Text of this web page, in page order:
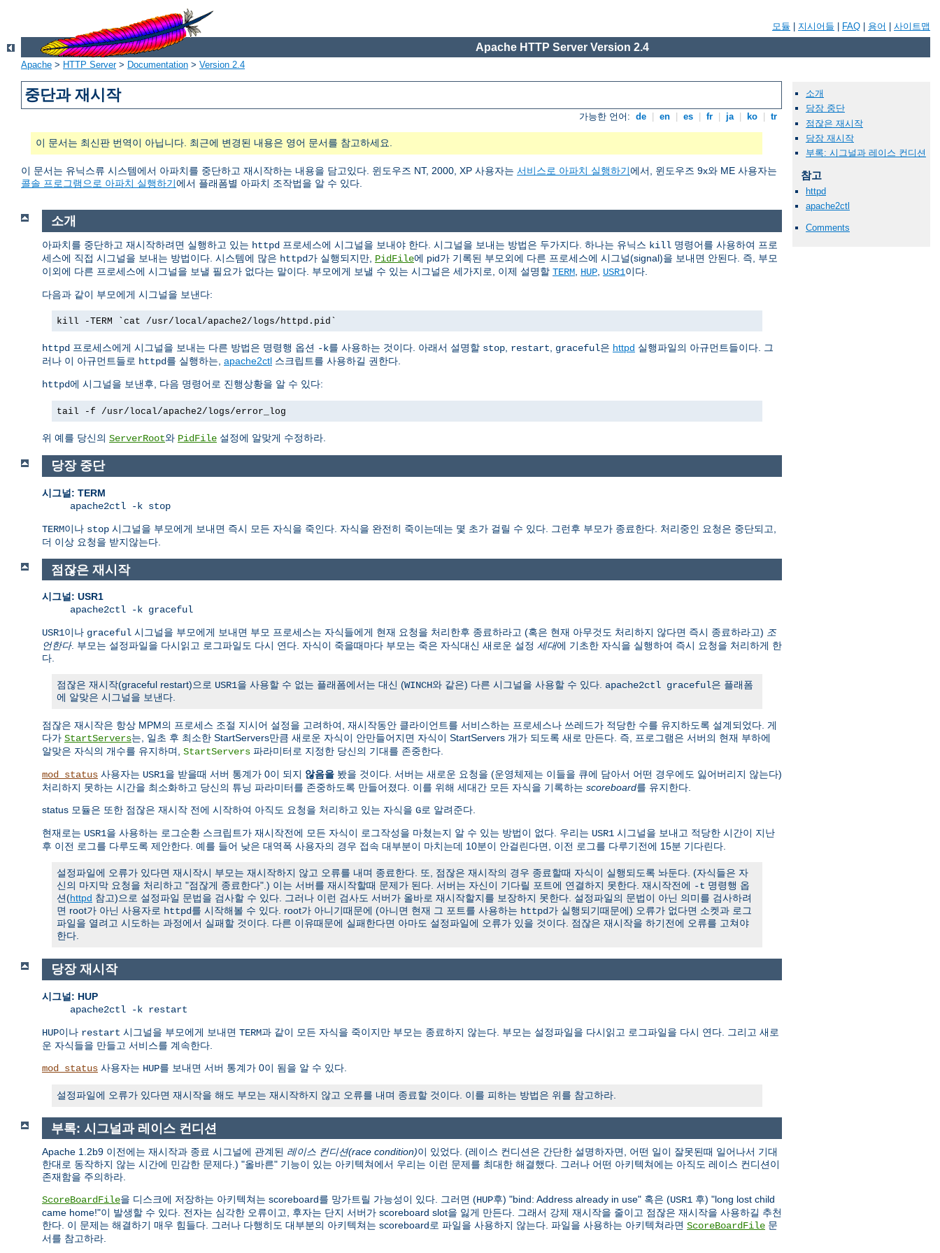
모듈 지시어들 FAQ 용어 사이트맵
Apache HTTP Server Version 2.4
Apache > HTTP Server> Documentation > Version 2.4
중단과 재시작
가능한 언어: de en es fr ja ko tr
이 문서는 최신판 번역이 아닙니다. 최근에 변경된 내용은 영어 문서를 참고하세요.
이 문서는 유닉스류 시스템에서 아파치를 중단하고 재시작하는 내용을 담고있다. 윈도우즈 NT, 2000, XP 사용자는 서비스로 아파치 실행하기에서, 윈도우즈 9x와 ME 사용자는
콜솔 프로그램으로 아파치 실행하기에서 플래폼별 아파치 조작법을 알 수 있다.
소개
당장 중단
점잖은 재시작
당장 재시작
부록: 시그널과 레이스 컨디션
참고
httpd
apache2ctl
Comments
소개
아파치를 중단하고 재시작하려면 실행하고 있는 httpd 프로세스에 시그널을 보내야 한다. 시그널을 보내는 방법은 두가지다. 하나는 유닉스 kill 명령어를 사용하여 프로
세스에 직접 시그널을 보내는 방법이다. 시스템에 많은 httpd가 실행되지만, PidFile에 pid가 기록된 부모외에 다른 프로세스에 시그널(signal)을 보내면 안된다. 즉, 부모
이외에 다른 프로세스에 시그널을 보낼 필요가 없다는 말이다. 부모에게 보낼 수 있는 시그널은 세가지로, 이제 설명할 TERM HUP USR1이다.
다음과 같이 부모에게 시그널을 보낸다:
kill -TERM `cat /usr/local/apache2/logs/httpd.pid`
httpd 프로세스에게 시그널을 보내는 다른 방법은 명령행 옵션 -k를 사용하는 것이다. 아래서 설명할 stop restart graceful은 httpd 실행파일의 아규먼트들이다. 그
러나 이 아규먼트들로 httpd를 실행하는, apache2ctl 스크립트를 사용하길 권한다.
httpd에 시그널을 보낸후, 다음 명령어로 진행상황을 알 수 있다:
tail -f /usr/local/apache2/logs/error_log
위 예를 당신의 ServerRoot와 PidFile 설정에 알맞게 수정하라.
당장 중단
시그널: TERM
apache2ctl -k stop
TERM이나 stop 시그널을 부모에게 보내면 즉시 모든 자식을 죽인다. 자식을 완전히 죽이는데는 몇 초가 걸릴 수 있다. 그런후 부모가 종료한다. 처리중인 요청은 중단되고,
더 이상 요청을 받지않는다.
점잖은 재시작
시그널: USR1
apache2ctl -k graceful
USR1이나 graceful 시그널을 부모에게 보내면 부모 프로세스는 자식들에게 현재 요청을 처리한후 종료하라고 (혹은 현재 아무것도 처리하지 않다면 즉시 종료하라고) 조
언한다. 부모는 설정파일을 다시읽고 로그파일도 다시 연다. 자식이 죽을때마다 부모는 죽은 자식대신 새로운 설정 세대에 기초한 자식을 실행하여 즉시 요청을 처리하게 한
다.
점잖은 재시작(graceful restart)으로 USR1을 사용할 수 없는 플래폼에서는 대신 (WINCH와 같은) 다른 시그널을 사용할 수 있다. apache2ctl graceful은 플래폼
에 알맞은 시그널을 보낸다.
점잖은 재시작은 항상 MPM의 프로세스 조절 지시어 설정을 고려하여, 재시작동안 클라이언트를 서비스하는 프로세스나 쓰레드가 적당한 수를 유지하도록 설계되었다. 게
다가 StartServers는, 일초 후 최소한 StartServers만큼 새로운 자식이 안만들어지면 자식이 StartServers 개가 되도록 새로 만든다. 즉, 프로그램은 서버의 현재 부하에
알맞은 자식의 개수를 유지하며, StartServers 파라미터로 지정한 당신의 기대를 존중한다.
mod_status 사용자는 USR1을 받을때 서버 통계가 0이 되지 않음을 봤을 것이다. 서버는 새로운 요청을 (운영체제는 이들을 큐에 담아서 어떤 경우에도 잃어버리지 않는다)
처리하지 못하는 시간을 최소화하고 당신의 튜닝 파라미터를 존중하도록 만들어졌다. 이를 위해 세대간 모든 자식을 기록하는 scoreboard를 유지한다.
status 모듈은 또한 점잖은 재시작 전에 시작하여 아직도 요청을 처리하고 있는 자식을 G로 알려준다.
현재로는 USR1을 사용하는 로그순환 스크립트가 재시작전에 모든 자식이 로그작성을 마쳤는지 알 수 있는 방법이 없다. 우리는 USR1 시그널을 보내고 적당한 시간이 지난
후 이전 로그를 다루도록 제안한다. 예를 들어 낮은 대역폭 사용자의 경우 접속 대부분이 마치는데 10분이 안걸린다면, 이전 로그를 다루기전에 15분 기다린다.
설정파일에 오류가 있다면 재시작시 부모는 재시작하지 않고 오류를 내며 종료한다. 또, 점잖은 재시작의 경우 종료할때 자식이 실행되도록 놔둔다. (자식들은 자
신의 마지막 요청을 처리하고 "점잖게 종료한다".) 이는 서버를 재시작할때 문제가 된다. 서버는 자신이 기다릴 포트에 연결하지 못한다. 재시작전에 -t 명령행 옵
션(httpd 참고)으로 설정파일 문법을 검사할 수 있다. 그러나 이런 검사도 서버가 올바로 재시작할지를 보장하지 못한다. 설정파일의 문법이 아닌 의미를 검사하려
면 root가 아닌 사용자로 httpd를 시작해볼 수 있다. root가 아니기때문에 (아니면 현재 그 포트를 사용하는 httpd가 실행되기때문에) 오류가 없다면 소켓과 로그
파일을 열려고 시도하는 과정에서 실패할 것이다. 다른 이유때문에 실패한다면 아마도 설정파일에 오류가 있을 것이다. 점잖은 재시작을 하기전에 오류를 고쳐야
한다.
당장 재시작
시그널: HUP
apache2ctl -k restart
HUP이나 restart 시그널을 부모에게 보내면 TERM과 같이 모든 자식을 죽이지만 부모는 종료하지 않는다. 부모는 설정파일을 다시읽고 로그파일을 다시 연다. 그리고 새로
운 자식들을 만들고 서비스를 계속한다.
mod_status 사용자는 HUP를 보내면 서버 통계가 0이 됨을 알 수 있다.
설정파일에 오류가 있다면 재시작을 해도 부모는 재시작하지 않고 오류를 내며 종료할 것이다. 이를 피하는 방법은 위를 참고하라.
부록: 시그널과 레이스 컨디션
Apache 1.2b9 이전에는 재시작과 종료 시그널에 관계된 레이스 컨디션(race condition)이 있었다. (레이스 컨디션은 간단한 설명하자면, 어떤 일이 잘못된때 일어나서 기대
한대로 동작하지 않는 시간에 민감한 문제다.) "올바른" 기능이 있는 아키텍쳐에서 우리는 이런 문제를 최대한 해결했다. 그러나 어떤 아키텍쳐에는 아직도 레이스 컨디션이
존재함을 주의하라.
ScoreBoardFile을 디스크에 저장하는 아키텍쳐는 scoreboard를 망가트릴 가능성이 있다. 그러면 (HUP후) "bind: Address already in use" 혹은 (USR1 후) "long lost child
came home!"이 발생할 수 있다. 전자는 심각한 오류이고, 후자는 단지 서버가 scoreboard slot을 잃게 만든다. 그래서 강제 재시작을 줄이고 점잖은 재시작을 사용하길 추천
한다. 이 문제는 해결하기 매우 힘들다. 그러나 다행히도 대부분의 아키텍쳐는 scoreboard로 파일을 사용하지 않는다. 파일을 사용하는 아키텍쳐라면 ScoreBoardFile 문
서를 참고하라.